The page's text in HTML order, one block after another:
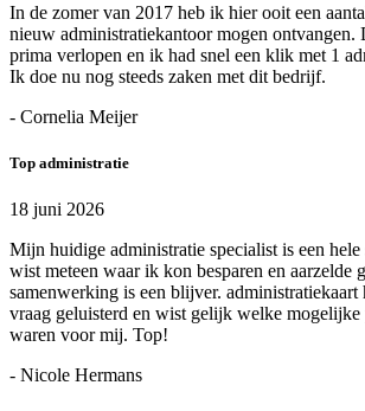
In de zomer van 2017 heb ik hier ooit een
nieuw administratiekantoor mogen ontvangen.
prima verlopen en ik had snel een klik met 1
Ik doe nu nog steeds zaken met dit bedrijf.
- Cornelia Meijer
Top administratie
18 juni 2026
Mijn huidige administratie specialist is een
wist meteen waar ik kon besparen en aarzelde
samenwerking is een blijver. administratiekaart
vraag geluisterd en wist gelijk welke mogelijke
waren voor mij. Top!
- Nicole Hermans